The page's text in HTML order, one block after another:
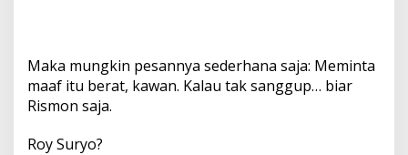
Maka mungkin pesannya sederhana saja: Meminta
maaf itu berat, kawan. Kalau tak sanggup… biar
Rismon saja.
Roy Suryo?